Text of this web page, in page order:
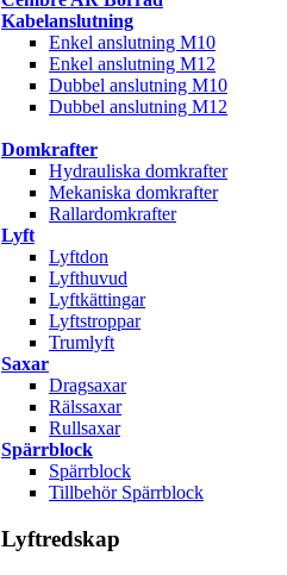
Kabelanslutning
Enkel anslutning M10
Enkel anslutning M12
Dubbel anslutning M10
Dubbel anslutning M12
Domkrafter
Hydrauliska domkrafter
Mekaniska domkrafter
Rallardomkrafter
Lyft
Lyftdon
Lyfthuvud
Lyftkättingar
Lyftstroppar
Trumlyft
Saxar
Dragsaxar
Rälssaxar
Rullsaxar
Spärrblock
Spärrblock
Tillbehör Spärrblock
Lyftredskap